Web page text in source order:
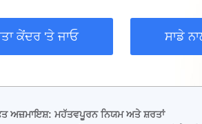
ਕੇਂਦਰ 'ਤੇ ਜਾਓ ਸਾਡੇ
ਅਜ਼ਮਾਇਸ਼: ਮਹੱਤਵਪੂਰਨ ਨਿਯਮ ਅਤੇ ਸ਼ਰਤਾਂ